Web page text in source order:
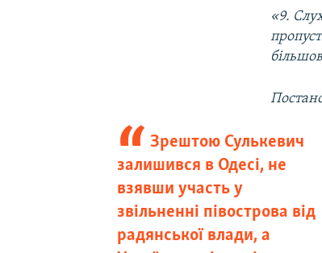
«9.
Зрештою Сулькевич
залишився в Одесі, не
взявши участь у
звільненні півострова від
радянської влади, а